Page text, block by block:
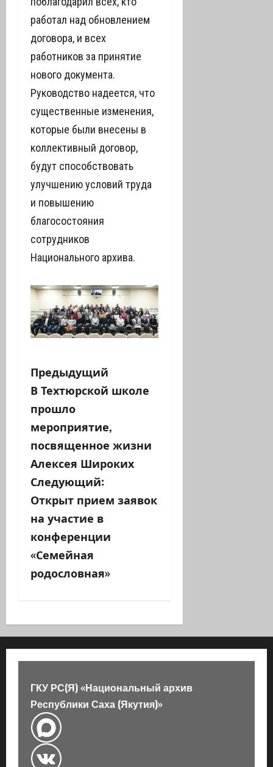
работал над обновлением
договора, и всех
работников за принятие
нового документа.
Руководство надеется, что
существенные изменения,
которые были внесены в
коллективный договор,
будут способствовать
улучшению условий труда
и повышению
благосостояния
сотрудников
Национального архива.
Н
а
в
и
г
а
ц
и
я
а
п
и
с
и
Предыдущий
В Техтюрской школе
прошло
мероприятие,
посвященное жизни
Алексея Широких
Следующий:
Открыт прием заявок
на участие в
конференции
«Семейная
родословная»
ГКУ РС(Я) «Национальный архив
Республики Саха (Якутия)»